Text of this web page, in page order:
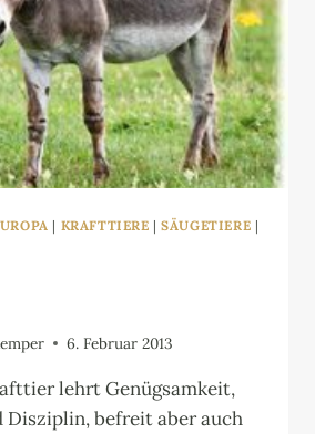
| KRAFTTIERE |SÄUGETIERE |
6. Februar 2013
lehrt Genügsamkeit,
befreit aber auch